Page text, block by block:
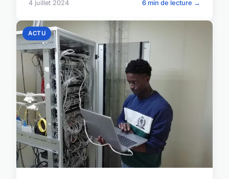
4 juillet 2024 6 min de lecture →
ACTU